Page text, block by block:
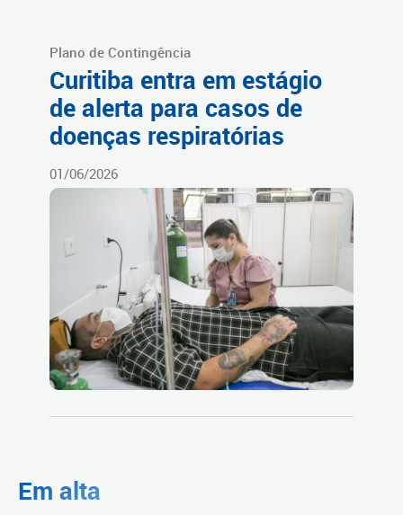
Plano de Contingência
Curitiba entra em estágio
de alerta para casos de
doenças respiratórias
01/06/2026
Em alta